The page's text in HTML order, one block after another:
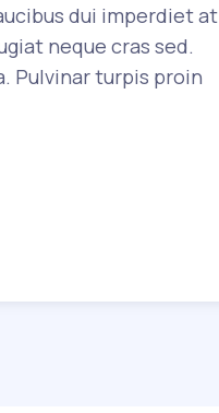
dui imperdiet at
neque cras sed.
Pulvinar turpis proin